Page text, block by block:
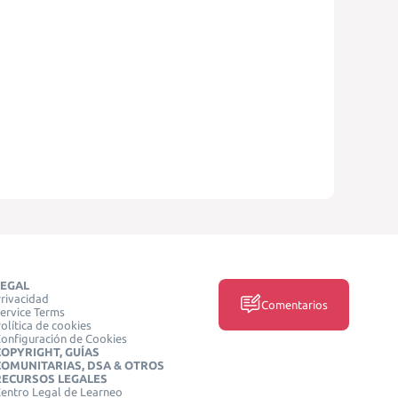
Terms
de cookies
de Cookies
GUÍAS
DSA & OTROS
LEGALES
Legal de Learneo
Comentarios